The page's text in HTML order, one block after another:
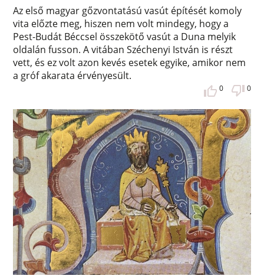
Az első magyar gőzvontatású vasút építését komoly
vita előzte meg, hiszen nem volt mindegy, hogy a
Pest-Budát Béccsel összekötő vasút a Duna melyik
oldalán fusson. A vitában Széchenyi István is részt
vett, és ez volt azon kevés esetek egyike, amikor nem
a gróf akarata érvényesült.
0 0